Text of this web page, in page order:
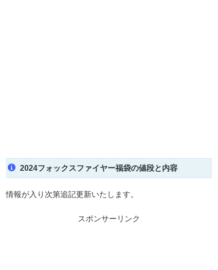
2024フォックスファイヤー福袋の値段と内容
情報が入り次第追記更新いたします。
スポンサーリンク